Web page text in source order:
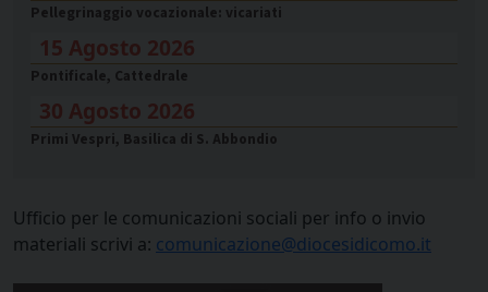
Pellegrinaggio vocazionale: vicariati
15 Agosto 2026
Pontificale, Cattedrale
30 Agosto 2026
Primi Vespri, Basilica di S. Abbondio
Ufficio per le comunicazioni sociali per info o invio
materiali scrivi a: comunicazione@diocesidicomo.it